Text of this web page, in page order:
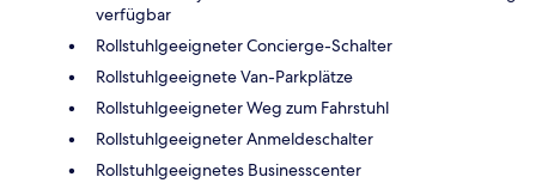
verfügbar
Rollstuhlgeeigneter Concierge-Schalter
Rollstuhlgeeignete Van-Parkplätze
Rollstuhlgeeigneter Weg zum Fahrstuhl
Rollstuhlgeeigneter Anmeldeschalter
Rollstuhlgeeignetes Businesscenter